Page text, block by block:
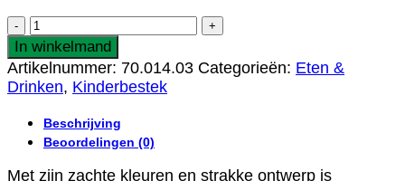
Mushie
|
Bestekset
2-
Deilig
Ivory
aantal
In winkelmand
Artikelnummer: 70.014.03 Categorieën: Eten &
Drinken, Kinderbestek
Beschrijving
Beoordelingen (0)
Met zijn zachte kleuren en strakke ontwerp is